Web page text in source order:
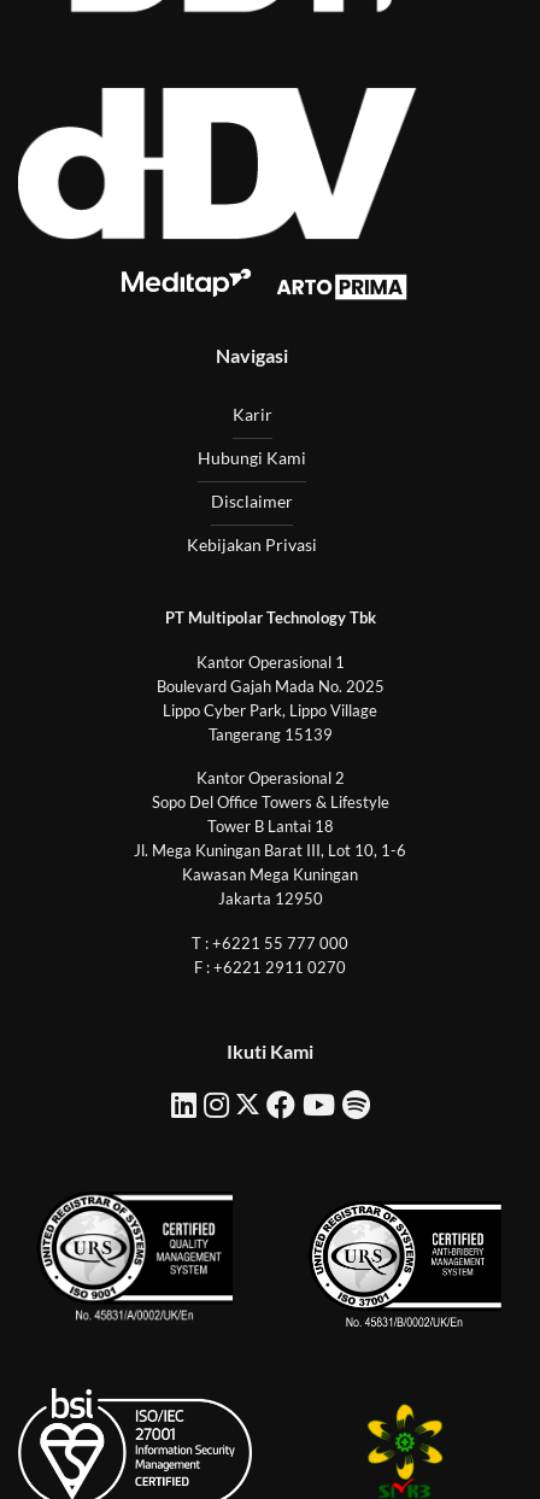
Navigasi
Karir
Hubungi Kami
Disclaimer
Kebijakan Privasi
PT Multipolar Technology Tbk
Kantor Operasional 1
Boulevard Gajah Mada No. 2025
Lippo Cyber Park, Lippo Village
Tangerang 15139
Kantor Operasional 2
Sopo Del Office Towers & Lifestyle
Tower B Lantai 18
Jl. Mega Kuningan Barat III, Lot 10, 1-6
Kawasan Mega Kuningan
Jakarta 12950
T : +6221 55 777 000
F : +6221 2911 0270
Ikuti Kami